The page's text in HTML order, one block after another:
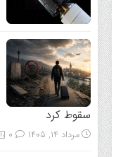
سقوط کرد
مرداد ۱۴, ۱۴۰۵